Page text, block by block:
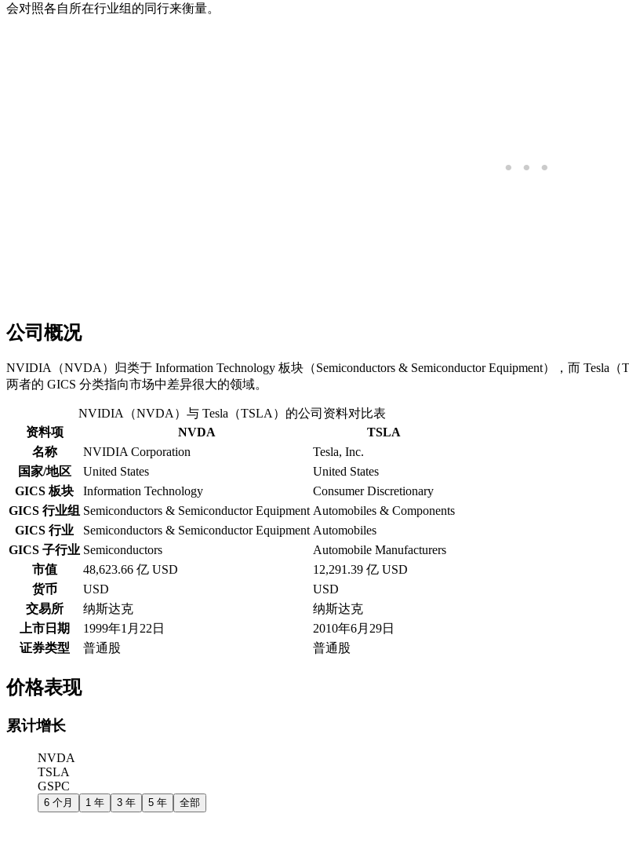
会对照各自所在行业组的同行来衡量。
公司概况
NVIDIA（NVDA）归类于 Information Technology 板块（Semiconductors & Semiconductor Equipment），而 Tesla
两者的 GICS 分类指向市场中差异很大的领域。
NVIDIA（NVDA）与 Tesla（TSLA）的公司资料对比表
资料项
NVDA
TSLA
名称
NVIDIA Corporation
Tesla, Inc.
国家/地区
United States
United States
GICS 板块
Information Technology
Consumer Discretionary
GICS 行业组 Semiconductors & Semiconductor Equipment Automobiles & Components
GICS 行业
Semiconductors & Semiconductor Equipment Automobiles
GICS 子行业 Semiconductors
Automobile Manufacturers
市值
48,623.66 亿 USD
12,291.39 亿 USD
货币
USD
USD
交易所
纳斯达克
纳斯达克
上市日期
1999年1月22日
2010年6月29日
证券类型
普通股 普通股
价格表现
累计增长
NVDA
TSLA
GSPC
6 个月 1 年 3 年 5 年 全部